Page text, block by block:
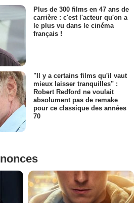
Plus de 300 films en 47 ans de
carrière : c'est l'acteur qu'on a
le plus vu dans le cinéma
français !
"Il y a certains films qu'il vaut
mieux laisser tranquilles" :
Robert Redford ne voulait
absolument pas de remake
pour ce classique des années
70